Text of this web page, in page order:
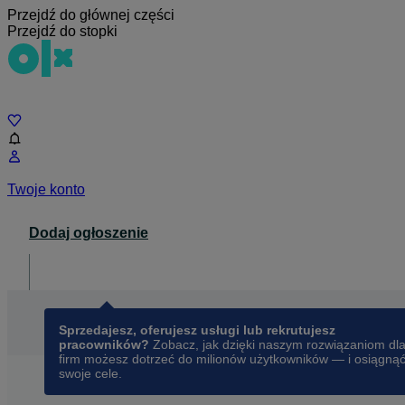
Przejdź do głównej części
Przejdź do stopki
Twoje konto
Dodaj ogłoszenie
Sprzedajesz, oferujesz usługi lub rekrutujesz
pracowników? Zobacz, jak dzięki naszym rozwiązaniom dla
firm możesz dotrzeć do milionów użytkowników — i osiągnąć
swoje cele.